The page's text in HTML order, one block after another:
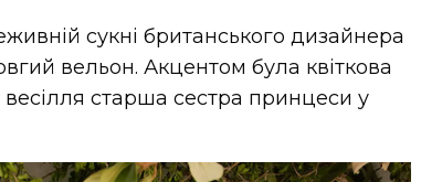
сукні британського дизайнера
вельон. Акцентом була квіткова
весілля старша сестра принцеси у